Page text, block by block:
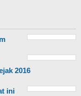
2016
ini